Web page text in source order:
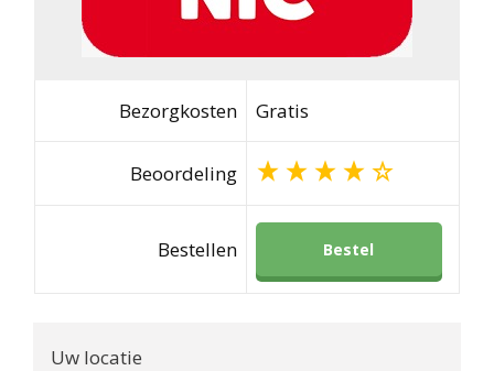
Bezorgkosten Gratis
Beoordeling
Bestellen Bestel
Uw locatie